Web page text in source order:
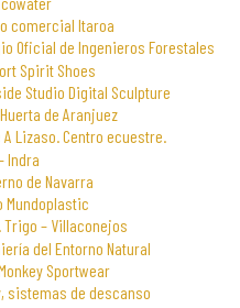
comercial Itaroa
Oficial de Ingenieros Forestales
Spirit Shoes
Studio Digital Sculpture
de Aranjuez
A Lizaso. Centro ecuestre.
Indra
de Navarra
Mundoplastic
Trigo – Villaconejos
del Entorno Natural
Sportwear
sistemas de descanso